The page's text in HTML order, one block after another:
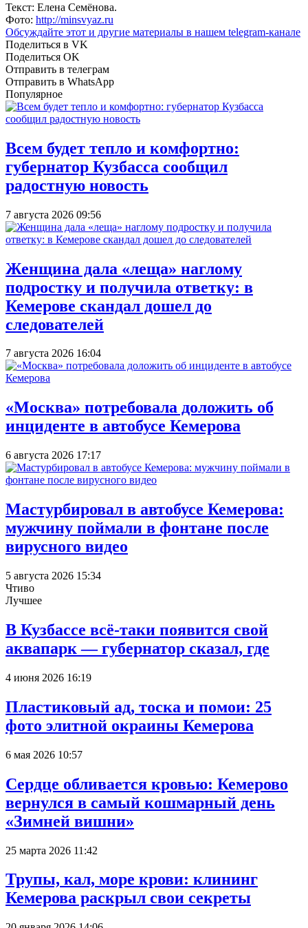
Текст: Елена Семёнова.
Фото: http://minsvyaz.ru
Обсуждайте этот и другие материалы в нашем telegram-канале
Поделиться в VK
Поделиться OK
Отправить в телеграм
Отправить в WhatsApp
Популярное
Всем будет тепло и комфортно:
губернатор Кузбасса сообщил
радостную новость
7 августа 2026 09:56
Женщина дала «леща» наглому
подростку и получила ответку: в
Кемерове скандал дошел до
следователей
7 августа 2026 16:04
«Москва» потребовала доложить об
инциденте в автобусе Кемерова
6 августа 2026 17:17
Мастурбировал в автобусе Кемерова:
мужчину поймали в фонтане после
вирусного видео
5 августа 2026 15:34
Чтиво
Лучшее
В Кузбассе всё-таки появится свой
аквапарк — губернатор сказал, где
4 июня 2026 16:19
Пластиковый ад, тоска и помои: 25
фото элитной окраины Кемерова
6 мая 2026 10:57
Сердце обливается кровью: Кемерово
вернулся в самый кошмарный день
«Зимней вишни»
25 марта 2026 11:42
Трупы, кал, море крови: клининг
Кемерова раскрыл свои секреты